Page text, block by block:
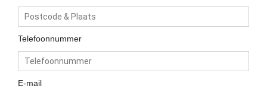
Telefoonnummer
E-mail